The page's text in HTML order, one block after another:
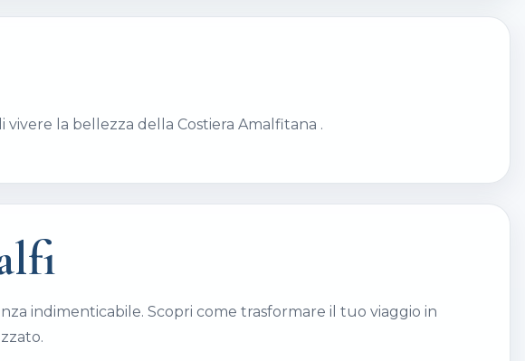
vivere la bellezza della Costiera Amalfitana .
indimenticabile. Scopri come trasformare il tuo viaggio in